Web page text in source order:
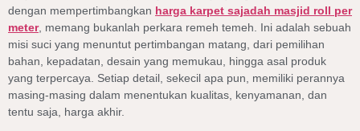
dengan mempertimbangkan harga karpet sajadah masjid roll per
meter, memang bukanlah perkara remeh temeh. Ini adalah sebuah
misi suci yang menuntut pertimbangan matang, dari pemilihan
bahan, kepadatan, desain yang memukau, hingga asal produk
yang terpercaya. Setiap detail, sekecil apa pun, memiliki perannya
masing-masing dalam menentukan kualitas, kenyamanan, dan
tentu saja, harga akhir.